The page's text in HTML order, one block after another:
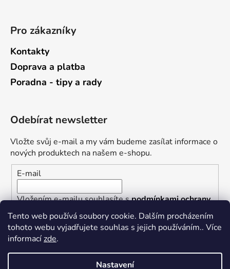
Tento web používá soubory cookie. Dalším procházením
tohoto webu vyjadřujete souhlas s jejich používáním.. Více
informacízde.
Nastavení
Pro zákazníky
Kontakty
Doprava a platba
Poradna - tipy a rady
Odebírat newsletter
Vložte svůj e-mail a my vám budeme zasílat informace o
nových produktech na našem e-shopu.
E-mail
Vložením e-mailu souhlasíte spodmínkami ochrany
osobních údajů
PŘIHLÁSIT SE